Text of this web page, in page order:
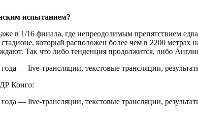
испытанием?
в 1/16 финала, где непреодолимым препятствием
который расположен более чем в 2200
Так что либо тенденция продолжится, либо
Конго: